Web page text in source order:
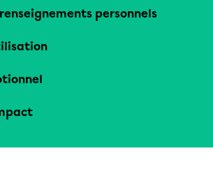
personnels